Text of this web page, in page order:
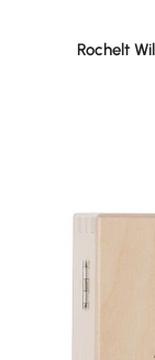
Rochelt